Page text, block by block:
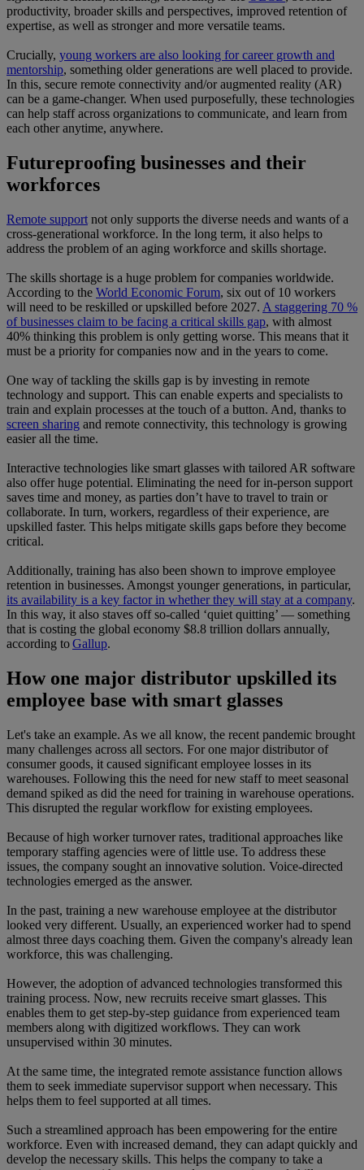
productivity, broader skills and perspectives, improved retention of
expertise, as well as stronger and more versatile teams.
Crucially, young workers are also looking for career growth and
mentorship, something older generations are well placed to provide.
In this, secure remote connectivity and/or augmented reality (AR)
can be a game-changer. When used purposefully, these technologies
can help staff across organizations to communicate, and learn from
each other anytime, anywhere.
Futureproofing businesses and their
workforces
Remote support not only supports the diverse needs and wants of a
cross-generational workforce. In the long term, it also helps to
address the problem of an aging workforce and skills shortage.
The skills shortage is a huge problem for companies worldwide.
According to the World Economic Forum, six out of 10 workers
will need to be reskilled or upskilled before 2027. A staggering 70 %
of businesses claim to be facing a critical skills gap, with almost
40% thinking this problem is only getting worse. This means that it
must be a priority for companies now and in the years to come.
One way of tackling the skills gap is by investing in remote
technology and support. This can enable experts and specialists to
train and explain processes at the touch of a button. And, thanks to
screen sharing and remote connectivity, this technology is growing
easier all the time.
Interactive technologies like smart glasses with tailored AR software
also offer huge potential. Eliminating the need for in-person support
saves time and money, as parties don’t have to travel to train or
collaborate. In turn, workers, regardless of their experience, are
upskilled faster. This helps mitigate skills gaps before they become
critical.
Additionally, training has also been shown to improve employee
retention in businesses. Amongst younger generations, in particular,
its availability is a key factor in whether they will stay at a company.
In this way, it also staves off so-called ‘quiet quitting’ — something
that is costing the global economy $8.8 trillion dollars annually,
according toGallup.
How one major distributor upskilled its
employee base with smart glasses
Let's take an example. As we all know, the recent pandemic brought
many challenges across all sectors. For one major distributor of
consumer goods, it caused significant employee losses in its
warehouses. Following this the need for new staff to meet seasonal
demand spiked as did the need for training in warehouse operations.
This disrupted the regular workflow for existing employees.
Because of high worker turnover rates, traditional approaches like
temporary staffing agencies were of little use. To address these
issues, the company sought an innovative solution. Voice-directed
technologies emerged as the answer.
In the past, training a new warehouse employee at the distributor
looked very different. Usually, an experienced worker had to spend
almost three days coaching them. Given the company's already lean
workforce, this was challenging.
However, the adoption of advanced technologies transformed this
training process. Now, new recruits receive smart glasses. This
enables them to get step-by-step guidance from experienced team
members along with digitized workflows. They can work
unsupervised within 30 minutes.
At the same time, the integrated remote assistance function allows
them to seek immediate supervisor support when necessary. This
helps them to feel supported at all times.
Such a streamlined approach has been empowering for the entire
workforce. Even with increased demand, they can adapt quickly and
develop the necessary skills. This helps the company to take a